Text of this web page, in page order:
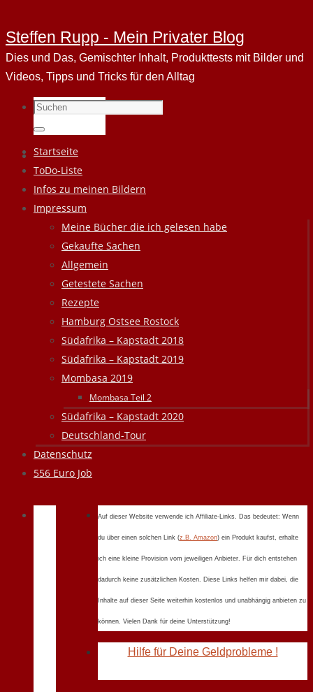
Steffen Rupp - Mein Privater Blog
Dies und Das, Gemischter Inhalt, Produkttests mit Bilder und
Videos, Tipps und Tricks für den Alltag
Suchen
nach:
Suchen
Zum
Inhalt
springen
Startseite
ToDo-Liste
Infos zu meinen Bildern
Impressum
Meine Bücher die ich gelesen habe
Gekaufte Sachen
Allgemein
Getestete Sachen
Rezepte
Hamburg Ostsee Rostock
Südafrika – Kapstadt 2018
Südafrika – Kapstadt 2019
Mombasa 2019
Mombasa Teil 2
Südafrika – Kapstadt 2020
Deutschland-Tour
Datenschutz
556 Euro Job
Auf dieser Website verwende ich Affiliate-Links. Das bedeutet: Wenn
du über einen solchen Link (z.B. Amazon) ein Produkt kaufst, erhalte
ich eine kleine Provision vom jeweiligen Anbieter. Für dich entstehen
dadurch keine zusätzlichen Kosten. Diese Links helfen mir dabei, die
Inhalte auf dieser Seite weiterhin kostenlos und unabhängig anbieten zu
können. Vielen Dank für deine Unterstützung!
Hilfe für Deine Geldprobleme !